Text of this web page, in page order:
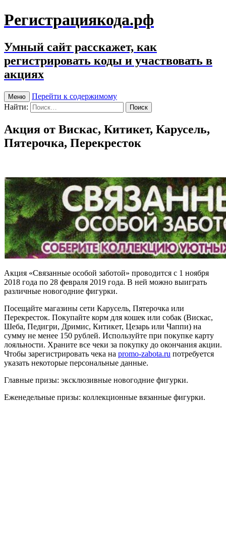
Регистрациякода.рф
Умный сайт расскажет, как
регистрировать коды и участвовать в
акциях
Меню
Перейти к содержимому
Найти:
Акция от Вискас, Китикет, Карусель,
Пятерочка, Перекресток
Акция «Связанные особой заботой» проводится с 1 ноября
2018 года по 28 февраля 2019 года. В ней можно выиграть
различные новогодние фигурки.
Посещайте магазины сети Карусель, Пятерочка или
Перекресток. Покупайте корм для кошек или собак (Вискас,
Шеба, Педигри, Дримис, Китикет, Цезарь или Чаппи) на
сумму не менее 150 рублей. Используйте при покупке карту
лояльности. Храните все чеки за покупку до окончания акции.
Чтобы зарегистрировать чека на promo-zabota.ru потребуется
указать некоторые персональные данные.
Главные призы: эксклюзивные новогодние фигурки.
Еженедельные призы: коллекционные вязанные фигурки.